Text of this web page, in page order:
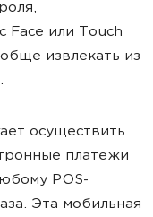
Face или Touch
извлекать из
осуществить
платежи
POS-
Эта мобильная